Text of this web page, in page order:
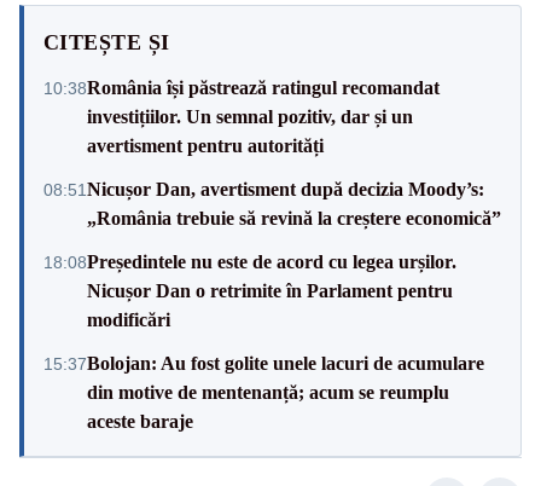
CITEȘTE ȘI
10:38România își păstrează ratingul recomandat
investițiilor. Un semnal pozitiv, dar și un
avertisment pentru autorități
08:51Nicușor Dan, avertisment după decizia Moody’s:
„România trebuie să revină la creștere economică”
18:08Președintele nu este de acord cu legea urșilor.
Nicușor Dan o retrimite în Parlament pentru
modificări
15:37Bolojan: Au fost golite unele lacuri de acumulare
din motive de mentenanță; acum se reumplu
aceste baraje